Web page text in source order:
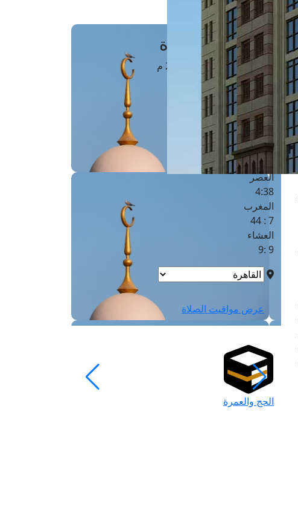
الفتوى الهاتفية
مَواقِيتُ الصَّـــلاة
القاهرة · 07 أغسطس 2026 م
الفجر
4 :41
الشروق
6 :17
الظهر
العصر
4:38
المغرب
7 : 44
العشاء
9 :9
عرض مواقيت الصلاة
الحج والعمرة